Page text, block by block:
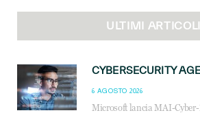
ULTIMI ARTICOLI
6 AGOSTO 2026